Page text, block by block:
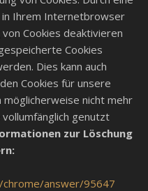
in Ihrem Internetbrowser
Cookies deaktivieren
Cookies
Dies kann auch
Cookies für unsere
nicht mehr
genutzt
zur Löschung
answer/95647